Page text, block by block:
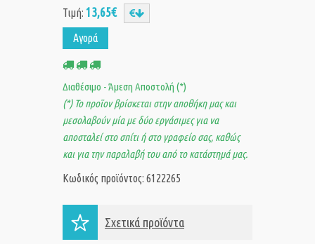
Τιμή: 13,65€
Αγορά
Διαθέσιμο - Άμεση Αποστολή (*)
(*) Το προϊον βρίσκεται στην αποθήκη μας και
μεσολαβούν μία με δύο εργάσιμες για να
αποσταλεί στο σπίτι ή στο γραφείο σας, καθώς
και για την παραλαβή του από το κατάστημά μας.
Κωδικός προϊόντος: 6122265
Σχετικά προϊόντα